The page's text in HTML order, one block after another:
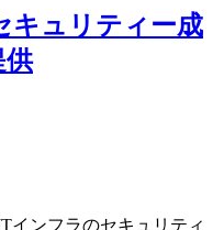
キュリティー成
供
インフラのセキュリティ